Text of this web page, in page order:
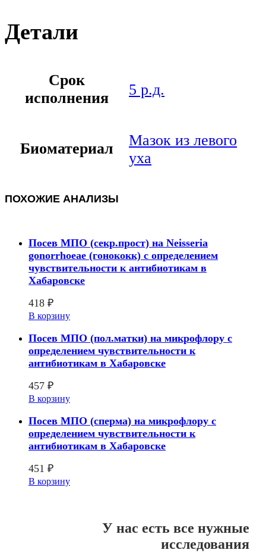
Детали
Срок
исполнения
5 р.д.
Биоматериал
Мазок из левого
уха
ПОХОЖИЕ АНАЛИЗЫ
Посев МПО (секр.прост) на Neisseria
gonorrhoeae (гонококк) с определением
чувcтвительности к антибиотикам в
Хабаровске
418 ₽
В корзину
Посев МПО (пол.матки) на микрофлору с
определением чувcтвительности к
антибиотикам в Хабаровске
457 ₽
В корзину
Посев МПО (сперма) на микрофлору с
определением чувcтвительности к
антибиотикам в Хабаровске
451 ₽
В корзину
У нас есть все нужные
исследования